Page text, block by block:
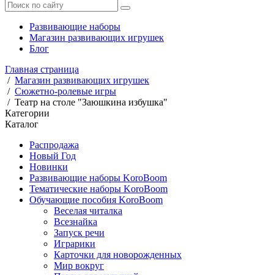
Развивающие наборы
Магазин развивающих игрушек
Блог
Главная страница
/ Магазин развивающих игрушек
/ Сюжетно-ролевые игры
/ Театр на столе "Заюшкина избушка"
Категории
Каталог
Распродажа
Новый Год
Новинки
Развивающие наборы KoroBoom
Тематические наборы KoroBoom
Обучающие пособия KoroBoom
Веселая читалка
Всезнайка
Запуск речи
Играрики
Карточки для новорожденных
Мир вокруг